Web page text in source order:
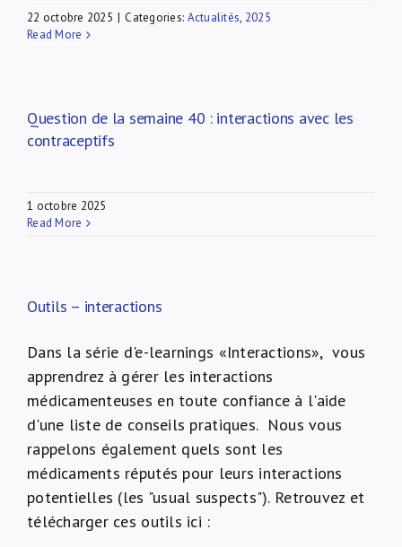
22 octobre 2025 | Categories: Actualités, 2025
Read More
Question de la semaine 40 : interactions avec les
contraceptifs
1 octobre 2025
Read More
Outils – interactions
Dans la série d'e-learnings «Interactions», vous
apprendrez à gérer les interactions
médicamenteuses en toute confiance à l'aide
d'une liste de conseils pratiques. Nous vous
rappelons également quels sont les
médicaments réputés pour leurs interactions
potentielles (les "usual suspects"). Retrouvez et
télécharger ces outils ici :